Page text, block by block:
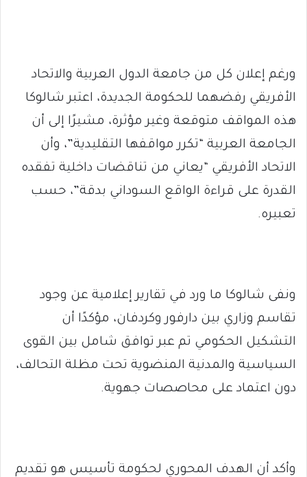
ورغم إعلان كل من جامعة الدول العربية والاتحاد
الأفريقي رفضهما للحكومة الجديدة، اعتبر شالوكا
هذه المواقف متوقعة وغير مؤثرة، مشيرًا إلى أن
الجامعة العربية “تكرر مواقفها التقليدية”، وأن
الاتحاد الأفريقي “يعاني من تناقضات داخلية تفقده
القدرة على قراءة الواقع السوداني بدقة”، حسب
تعبيره.
ونفى شالوكا ما ورد في تقارير إعلامية عن وجود
تقاسم وزاري بين دارفور وكردفان، مؤكدًا أن
التشكيل الحكومي تم عبر توافق شامل بين القوى
السياسية والمدنية المنضوية تحت مظلة التحالف،
دون اعتماد على محاصصات جهوية.
وأكد أن الهدف المحوري لحكومة تأسيس هو تقديم